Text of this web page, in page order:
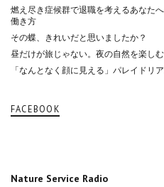
燃え尽き症候群で退職を考えるあなた
働き方
その蝶、きれいだと思いましたか？
昼だけが旅じゃない。夜の自然を楽し
「なんとなく顔に見える」パレイドリ
FACEBOOK
Nature Service Radio